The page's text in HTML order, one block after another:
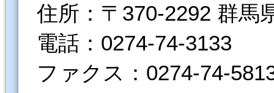
住所：〒370-2292 群馬
電話：0274-74-3133
ファクス：0274-74-